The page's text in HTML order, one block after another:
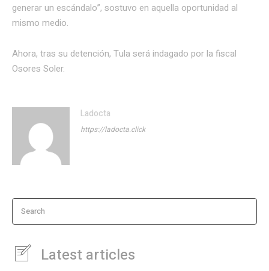
generar un escándalo”, sostuvo en aquella oportunidad al
mismo medio.
Ahora, tras su detención, Tula será indagado por la fiscal
Osores Soler.
Ladocta
https://ladocta.click
Search
Latest articles